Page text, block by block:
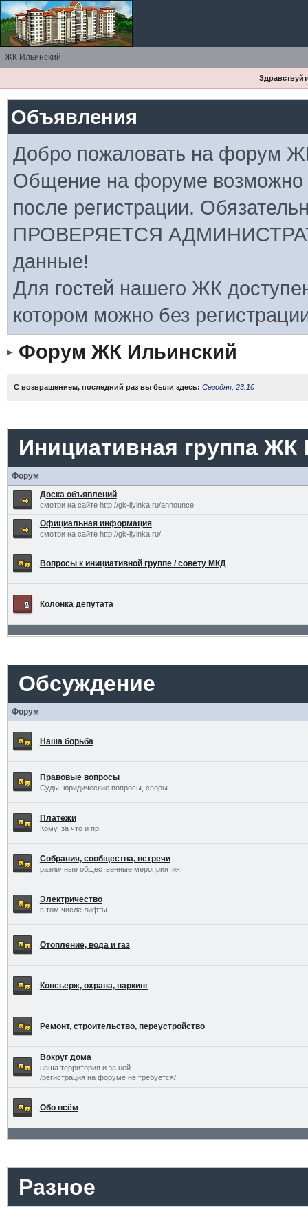
ЖК Ильинский
Объявления
Добро пожаловать на форум
Общение на форуме
после регистрации.
ПРОВЕРЯЕТСЯ
данные!
Для гостей нашего ЖК
котором можно без
Форум ЖК Ильинский
С возвращением, последний раз вы были здесь: Сегодня, 23:10
Инициативная группа ЖК
Форум
Доска объявлений
смотри на сайте http://gk-ilyinka.ru/announce
Официальная информация
смотри на сайте http://gk-ilyinka.ru/
Вопросы к инициативной группе / совету МКД
Колонка депутата
Обсуждение
Форум
Наша борьба
Правовые вопросы
Суды, юридические вопросы, споры
Платежи
Кому, за что и пр.
Собрания, сообщества, встречи
различные общественные мероприятия
Электричество
в том числе лифты
Отопление, вода и газ
Консьерж, охрана, паркинг
Ремонт, строительство, переустройство
Вокруг дома
наша территория и за ней
/регистрация на форуме не требуется/
Обо всём
Разное